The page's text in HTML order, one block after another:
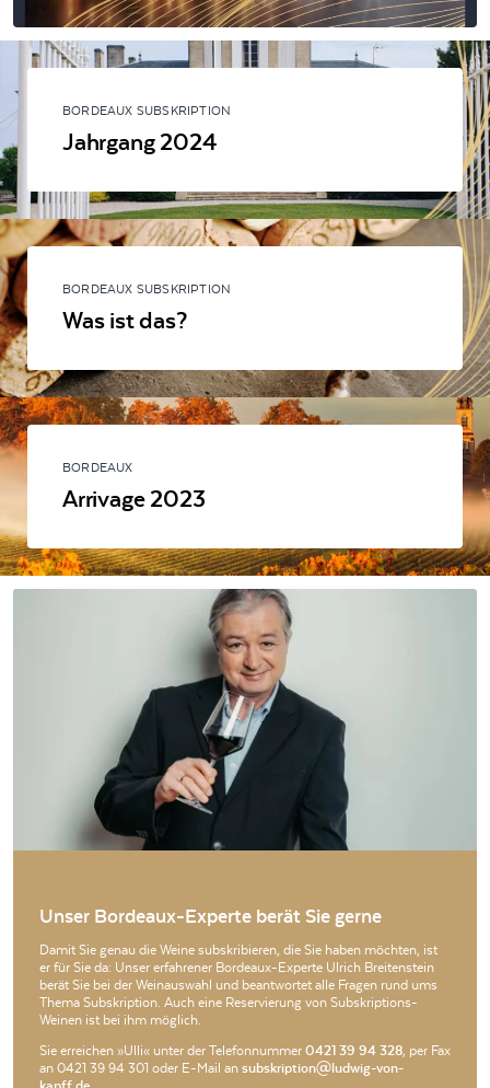
BORDEAUX SUBSKRIPTION
Jahrgang 2024
BORDEAUX SUBSKRIPTION
Was ist das?
BORDEAUX
Arrivage 2023
Unser Bordeaux-Experte berät Sie gerne
Damit Sie genau die Weine subskribieren, die Sie haben möchten, ist
er für Sie da: Unser erfahrener Bordeaux-Experte Ulrich Breitenstein
berät Sie bei der Weinauswahl und beantwortet alle Fragen rund ums
Thema Subskription. Auch eine Reservierung von Subskriptions-
Weinen ist bei ihm möglich.
Sie erreichen »Ulli« unter der Telefonnummer 0421 39 94 328, per Fax
an 0421 39 94 301 oder E-Mail an subskription@ludwig-von-